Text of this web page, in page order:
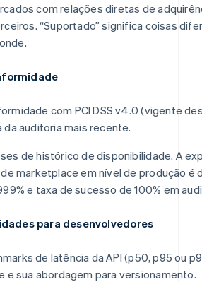
com relações diretas de
“Suportado” significa coisas
com PCI DSS v4.0 (vigente
da auditoria mais recente.
de histórico de disponibilidade. A
marketplace em nível de produção é
e taxa de sucesso de 100% em
para desenvolvedores
de latência da API (p50, p95 ou
e sua abordagem para versionamento.